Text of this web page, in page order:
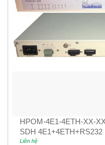
HPOM-4E1-4ETH-XX-
SDH 4E1+4ETH+RS232
Liên hệ